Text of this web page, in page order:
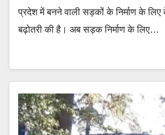
प्रदेश में बनने वाली सड़कों के निर्माण के
बढ़ोतरी की है। अब सड़क निर्माण के लिए…